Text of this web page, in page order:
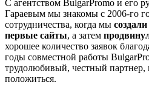
C агентством BulgarPromo и его
Гараевым мы знакомы с 2006-го
сотрудничества, когда мы
первые сайты, а затем
хорошее количество заявок
годы совместной работы
трудолюбивый, честный партнер,
положиться.